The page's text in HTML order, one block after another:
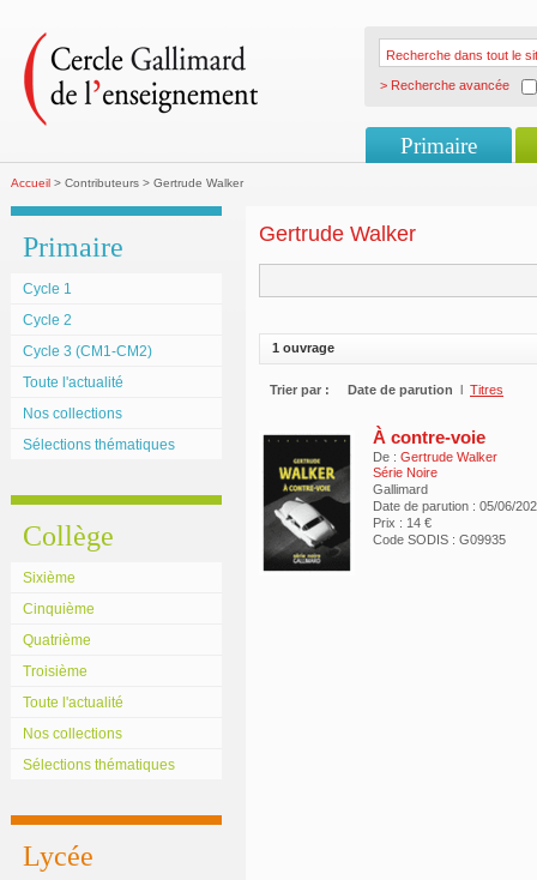
> Recherche avancée
Primaire
Accueil > Contributeurs > Gertrude Walker
Primaire
Cycle 1
Cycle 2
Cycle 3 (CM1-CM2)
Toute l'actualité
Nos collections
Sélections thématiques
Collège
Sixième
Cinquième
Quatrième
Troisième
Toute l'actualité
Nos collections
Sélections thématiques
Lycée
Gertrude Walker
1 ouvrage
Trier par : Date de parution l Titres
À contre-voie
De : Gertrude Walker
Série Noire
Gallimard
Date de parution : 05/06/
Prix : 14 €
Code SODIS : G09935